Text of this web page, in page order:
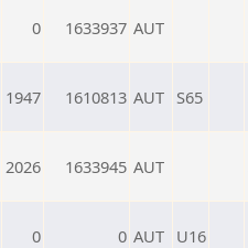
0 1633937 AUT
1947 1610813 AUT S65
2026 1633945 AUT
0 0 AUT U16